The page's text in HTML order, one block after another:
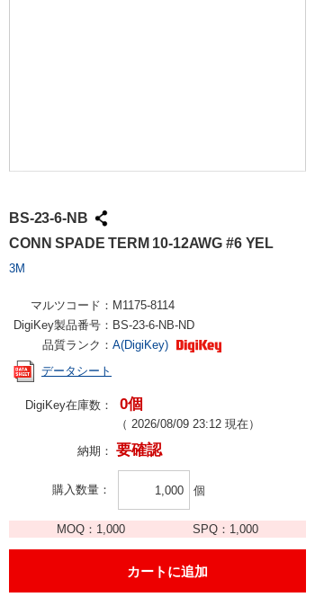
BS-23-6-NB
CONN SPADE TERM 10-12AWG #6 YEL
3M
マルツコード： M1175-8114
DigiKey製品番号： BS-23-6-NB-ND
品質ランク： A(DigiKey)
データシート
DigiKey在庫数： 0個
（ 2026/08/09 23:12 現在）
納期： 要確認
購入数量 個
MOQ： 1,000 SPQ： 1,000